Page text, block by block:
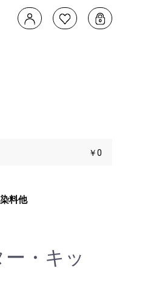
￥0
料他
・キッ